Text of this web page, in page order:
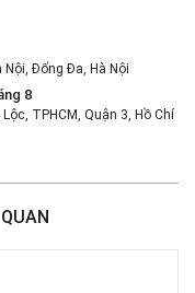
Nội, Đống Đa, Hà Nội
8
TPHCM, Quận 3, Hồ Chí
Quận 3, Hồ Chí Minh
Quận 3, Hồ Chí Minh